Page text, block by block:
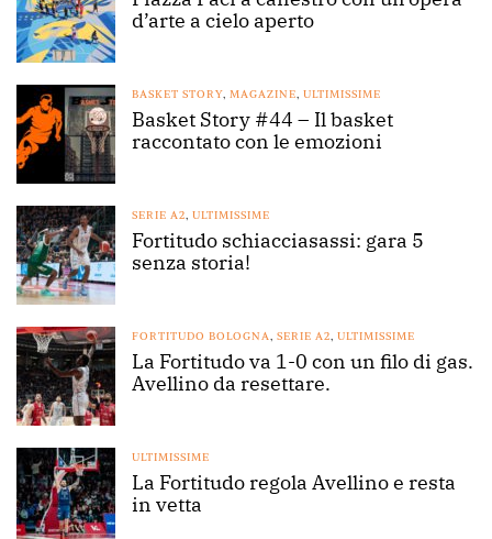
d’arte a cielo aperto
BASKET STORY, MAGAZINE, ULTIMISSIME
Basket Story #44 – Il basket
raccontato con le emozioni
SERIE A2, ULTIMISSIME
Fortitudo schiacciasassi: gara 5
senza storia!
FORTITUDO BOLOGNA, SERIE A2, ULTIMISSIME
La Fortitudo va 1-0 con un filo di gas.
Avellino da resettare.
ULTIMISSIME
La Fortitudo regola Avellino e resta
in vetta